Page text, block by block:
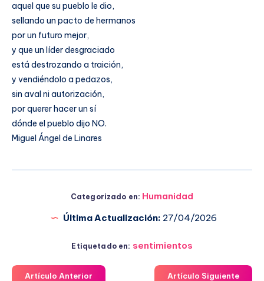
aquel que su pueblo le dio,
sellando un pacto de hermanos
por un futuro mejor,
y que un líder desgraciado
está destrozando a traición,
y vendiéndolo a pedazos,
sin aval ni autorización,
por querer hacer un sí
dónde el pueblo dijo NO.
Miguel Ángel de Linares
Categorizado en: Humanidad
Última Actualización: 27/04/2026
Etiquetado en: sentimientos
Artículo Anterior Artículo Siguiente